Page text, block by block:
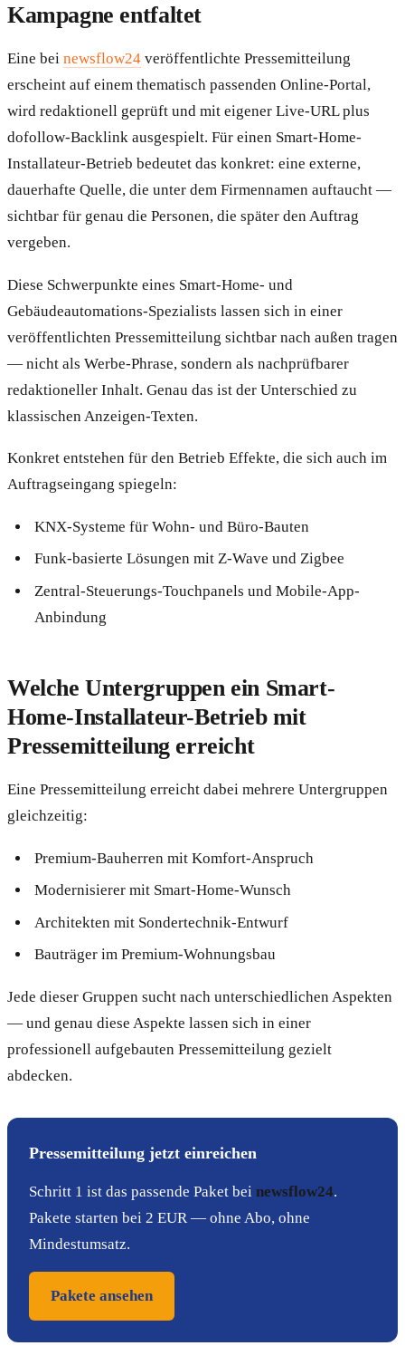
Kampagne entfaltet
Eine bei newsflow24 veröffentlichte Pressemitteilung
erscheint auf einem thematisch passenden Online-Portal,
wird redaktionell geprüft und mit eigener Live-URL plus
dofollow-Backlink ausgespielt. Für einen Smart-Home-
Installateur-Betrieb bedeutet das konkret: eine externe,
dauerhafte Quelle, die unter dem Firmennamen auftaucht —
sichtbar für genau die Personen, die später den Auftrag
vergeben.
Diese Schwerpunkte eines Smart-Home- und
Gebäudeautomations-Spezialists lassen sich in einer
veröffentlichten Pressemitteilung sichtbar nach außen tragen
— nicht als Werbe-Phrase, sondern als nachprüfbarer
redaktioneller Inhalt. Genau das ist der Unterschied zu
klassischen Anzeigen-Texten.
Konkret entstehen für den Betrieb Effekte, die sich auch im
Auftragseingang spiegeln:
KNX-Systeme für Wohn- und Büro-Bauten
Funk-basierte Lösungen mit Z-Wave und Zigbee
Zentral-Steuerungs-Touchpanels und Mobile-App-
Anbindung
Welche Untergruppen ein Smart-
Home-Installateur-Betrieb mit
Pressemitteilung erreicht
Eine Pressemitteilung erreicht dabei mehrere Untergruppen
gleichzeitig:
Premium-Bauherren mit Komfort-Anspruch
Modernisierer mit Smart-Home-Wunsch
Architekten mit Sondertechnik-Entwurf
Bauträger im Premium-Wohnungsbau
Jede dieser Gruppen sucht nach unterschiedlichen Aspekten
— und genau diese Aspekte lassen sich in einer
professionell aufgebauten Pressemitteilung gezielt
abdecken.
Pressemitteilung jetzt einreichen
Schritt 1 ist das passende Paket bei newsflow24.
Pakete starten bei 2 EUR — ohne Abo, ohne
Mindestumsatz.
Pakete ansehen